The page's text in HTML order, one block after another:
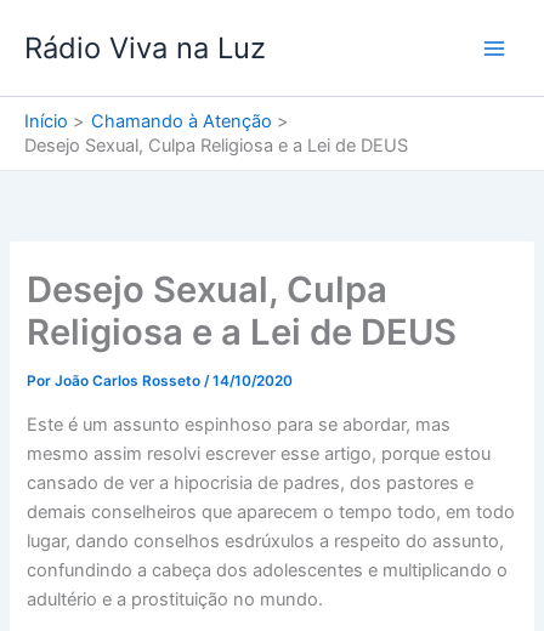
para
conteúdo
Rádio Viva na Luz
Início
Chamando à Atenção
Desejo Sexual, Culpa Religiosa e a Lei de DEUS
Desejo Sexual, Culpa
Religiosa e a Lei de DEUS
PorJoão Carlos Rosseto/14/10/2020
Este é um assunto espinhoso para se abordar, mas
mesmo assim resolvi escrever esse artigo, porque estou
cansado de ver a hipocrisia de padres, dos pastores e
demais conselheiros que aparecem o tempo todo, em todo
lugar, dando conselhos esdrúxulos a respeito do assunto,
confundindo a cabeça dos adolescentes e multiplicando o
adultério e a prostituição no mundo.